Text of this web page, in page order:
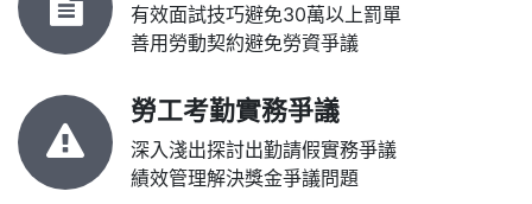
有效面試技巧避免30萬以上罰單
善用勞動契約避免勞資爭議
勞工考勤實務爭議
深入淺出探討出勤請假實務爭議
績效管理解決獎金爭議問題